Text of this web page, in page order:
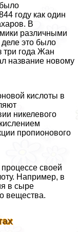
году как один
В
различными
это было
три года Жан
название новому
кислоты в
никелевого
пропионового
своей
Например, в
в сыре
вещества.